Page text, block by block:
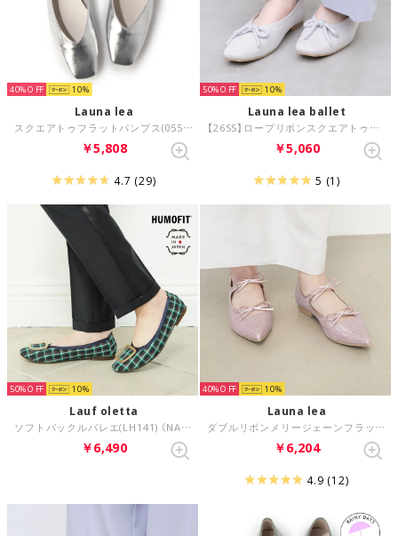
40% 10
Launa lea
スクエアトゥフラットパンプス(0558) （シルバー）
￥5,808
4.7 (29)
50% 10
Launa lea ballet
【26SS】ロープリボンスクエアトゥバレエシューズ(B7102A) （LグレーS）
￥5,060
5 (1)
50% 10
Lauf oletta
ソフトバックルバレエ(LH141) （NAVY-Z）
￥6,490
40% 10
Launa lea
ダブルリボンメリージェーンフラットパンプス(0589) （ピンクZ）
￥6,204
4.9 (12)